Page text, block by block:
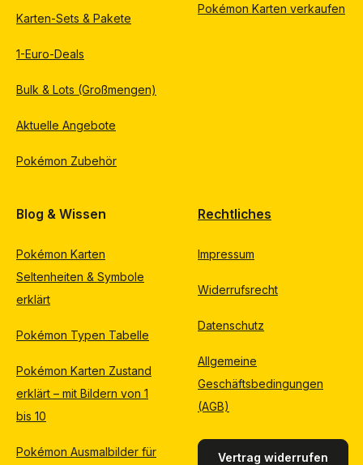
Karten-Sets & Pakete
1-Euro-Deals
Bulk & Lots (Großmengen)
Aktuelle Angebote
Pokémon Zubehör
Pokémon Karten verkaufen
Blog & Wissen
Pokémon Karten
Seltenheiten & Symbole
erklärt
Pokémon Typen Tabelle
Pokémon Karten Zustand
erklärt – mit Bildern von 1
bis 10
Pokémon Ausmalbilder für
Rechtliches
Impressum
Widerrufsrecht
Datenschutz
Allgemeine
Geschäftsbedingungen
(AGB)
Vertrag widerrufen